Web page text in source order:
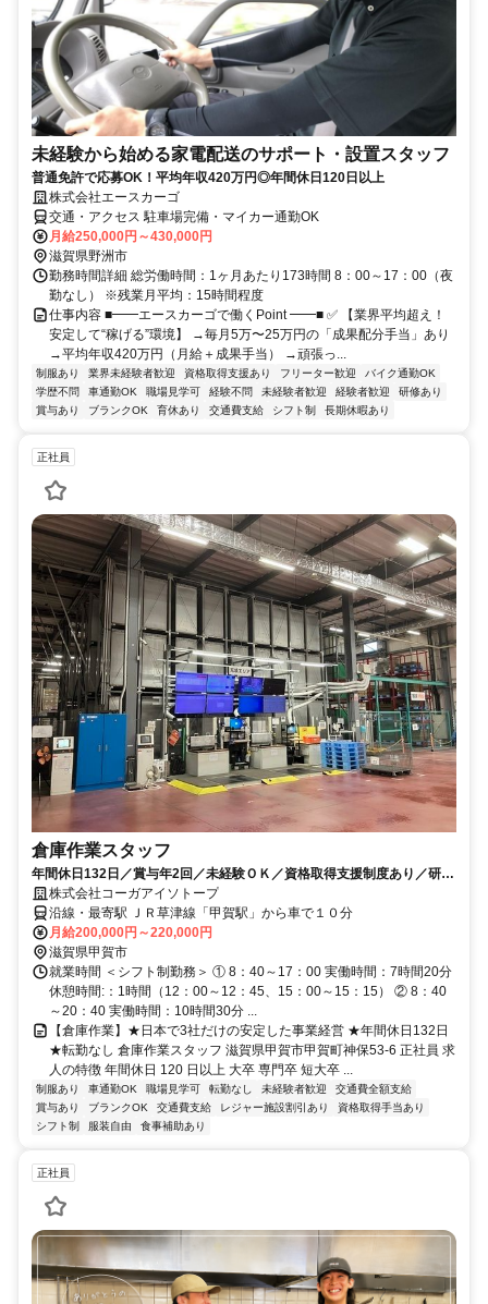
未経験から始める家電配送のサポート・設置スタッフ
普通免許で応募OK！平均年収420万円◎年間休日120日以上
株式会社エースカーゴ
交通・アクセス 駐車場完備・マイカー通勤OK
月給250,000円～430,000円
滋賀県野洲市
勤務時間詳細 総労働時間：1ヶ月あたり173時間 8：00～17：00（夜
勤なし） ※残業月平均：15時間程度
仕事内容 ■━━エースカーゴで働くPoint ━━■ ✅ 【業界平均超え！
安定して“稼げる”環境】 →毎月5万〜25万円の「成果配分手当」あり
→平均年収420万円（月給＋成果手当） →頑張っ...
制服あり 業界未経験者歓迎 資格取得支援あり フリーター歓迎
バイク通勤OK
学歴不問
車通勤OK 職場見学可 経験不問 未経験者歓迎 経験者歓迎
研修あり
賞与あり
ブランクOK 育休あり 交通費支給 シフト制 長期休暇あり
正社員
倉庫作業スタッフ
年間休日132日／賞与年2回／未経験ＯＫ／資格取得支援制度あり／研修
制度あり／日本で3社だけの安定企業
株式会社コーガアイソトープ
沿線・最寄駅 ＪＲ草津線「甲賀駅」から車で１０分
月給200,000円～220,000円
滋賀県甲賀市
就業時間 ＜シフト制勤務＞ ① 8：40～17：00 実働時間：7時間20分
休憩時間:：1時間（12：00～12：45、15：00～15：15） ② 8：40
～20：40 実働時間：10時間30分 ...
【倉庫作業】★日本で3社だけの安定した事業経営 ★年間休日132日
★転勤なし 倉庫作業スタッフ 滋賀県甲賀市甲賀町神保53-6 正社員 求
人の特徴 年間休日 120 日以上 大卒 専門卒 短大卒 ...
制服あり 車通勤OK 職場見学可 転勤なし 未経験者歓迎
交通費全額支給
賞与あり
ブランクOK 交通費支給 レジャー施設割引あり
資格取得手当あり
シフト制
服装自由 食事補助あり
正社員